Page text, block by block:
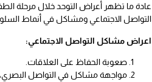
التواصل الاجتماعي ومشاكل في أنماط
اعراض مشاكل التواصل الاجتماعي:
صعوبة الحفاظ على العلاقات.
مواجهة مشاكل في التواصل البصري،